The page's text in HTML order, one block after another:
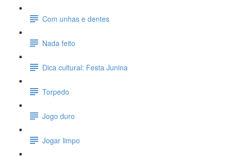
Com unhas e dentes
Nada feito
Dica cultural: Festa Junina
Torpedo
Jogo duro
Jogar limpo